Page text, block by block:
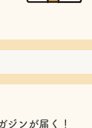
ジンが届く！